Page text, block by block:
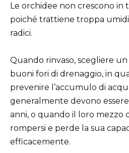
Le orchidee non crescono in
poiché trattiene troppa
radici.
Quando rinvaso, scegliere
buoni fori di drenaggio, in
prevenire l’accumulo di
generalmente devono
anni, o quando il loro mezzo
rompersi e perde la sua
efficacemente.